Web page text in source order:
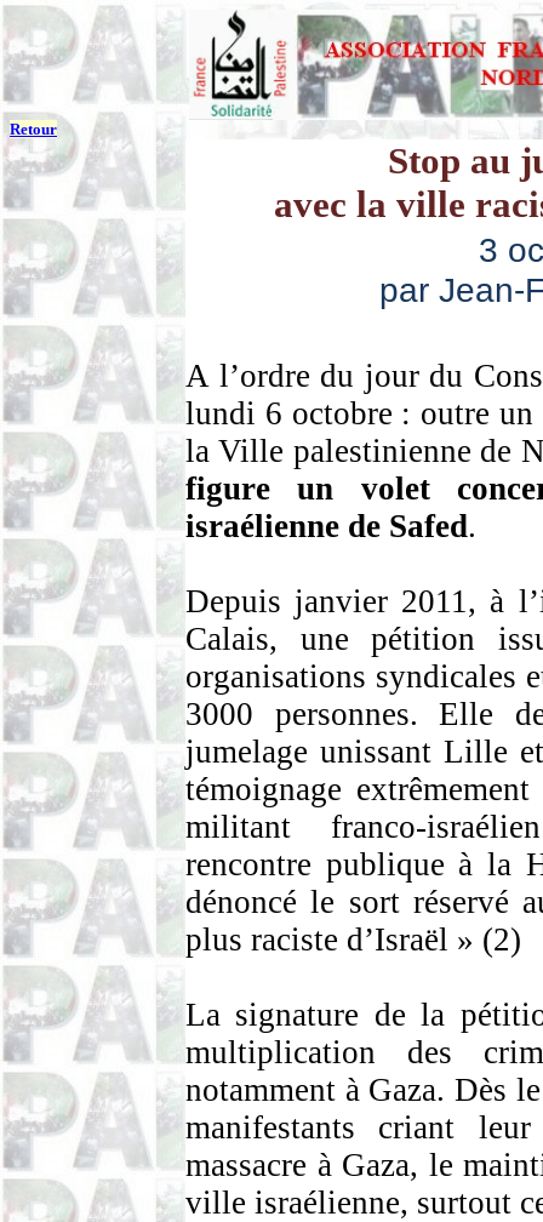
Retour
Stop au
avec la ville
3
par Jean-
A l’ordre du jour du
lundi 6 octobre : outre un
la Ville palestinienne de
figure un volet
israélienne de Safed.
Depuis janvier 2011, à
Calais, une pétition
organisations syndicales
3000 personnes. Elle
jumelage unissant Lille
témoignage
militant franco-
rencontre publique à la
dénoncé le sort réservé
plus raciste d’Israël » (2)
La signature de la
multiplication des
notamment à Gaza. Dès
manifestants criant
massacre à Gaza, le
ville israélienne, surtout